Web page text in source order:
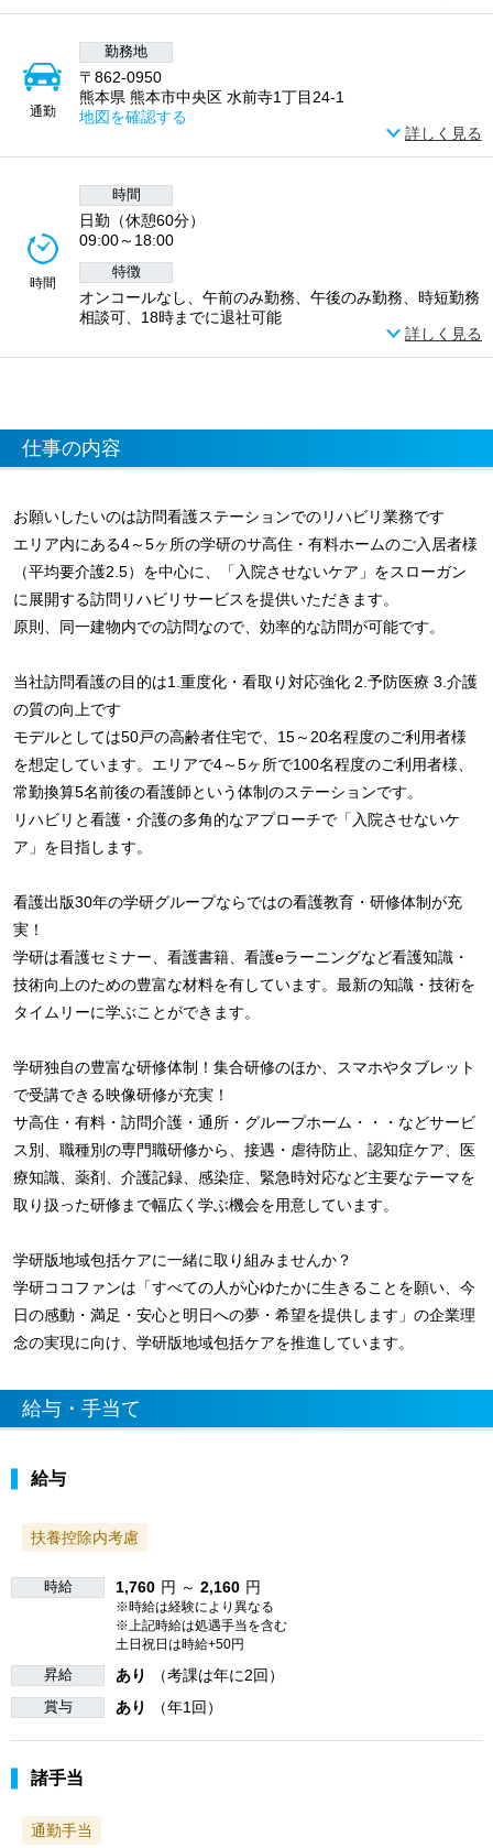
通勤
勤務地
〒862-0950
熊本県 熊本市中央区 水前寺1丁目24-1
地図を確認する
詳しく見る
時間
時間
日勤（休憩60分）
09:00～18:00
特徴
オンコールなし、午前のみ勤務、午後のみ勤務、時短勤務
相談可、18時までに退社可能
詳しく見る
仕事の内容
お願いしたいのは訪問看護ステーションでのリハビリ業務です
エリア内にある4～5ヶ所の学研のサ高住・有料ホームのご入居者様
（平均要介護2.5）を中心に、「入院させないケア」をスローガン
に展開する訪問リハビリサービスを提供いただきます。
原則、同一建物内での訪問なので、効率的な訪問が可能です。
当社訪問看護の目的は1.重度化・看取り対応強化 2.予防医療 3.介護
の質の向上です
モデルとしては50戸の高齢者住宅で、15～20名程度のご利用者様
を想定しています。エリアで4～5ヶ所で100名程度のご利用者様、
常勤換算5名前後の看護師という体制のステーションです。
リハビリと看護・介護の多角的なアプローチで「入院させないケ
ア」を目指します。
看護出版30年の学研グループならではの看護教育・研修体制が充
実！
学研は看護セミナー、看護書籍、看護eラーニングなど看護知識・
技術向上のための豊富な材料を有しています。最新の知識・技術を
タイムリーに学ぶことができます。
学研独自の豊富な研修体制！集合研修のほか、スマホやタブレット
で受講できる映像研修が充実！
サ高住・有料・訪問介護・通所・グループホーム・・・などサービ
ス別、職種別の専門職研修から、接遇・虐待防止、認知症ケア、医
療知識、薬剤、介護記録、感染症、緊急時対応など主要なテーマを
取り扱った研修まで幅広く学ぶ機会を用意しています。
学研版地域包括ケアに一緒に取り組みませんか？
学研ココファンは「すべての人が心ゆたかに生きることを願い、今
日の感動・満足・安心と明日への夢・希望を提供します」の企業理
念の実現に向け、学研版地域包括ケアを推進しています。
給与・手当て
給与
扶養控除内考慮
時給 1,760 円 ～ 2,160 円
※時給は経験により異なる
※上記時給は処遇手当を含む
土日祝日は時給+50円
昇給 あり （考課は年に2回）
賞与 あり （年1回）
諸手当
通勤手当